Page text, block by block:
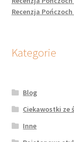
Recenzja
Kategorie
Blog
Ciekawostki ze
Inne